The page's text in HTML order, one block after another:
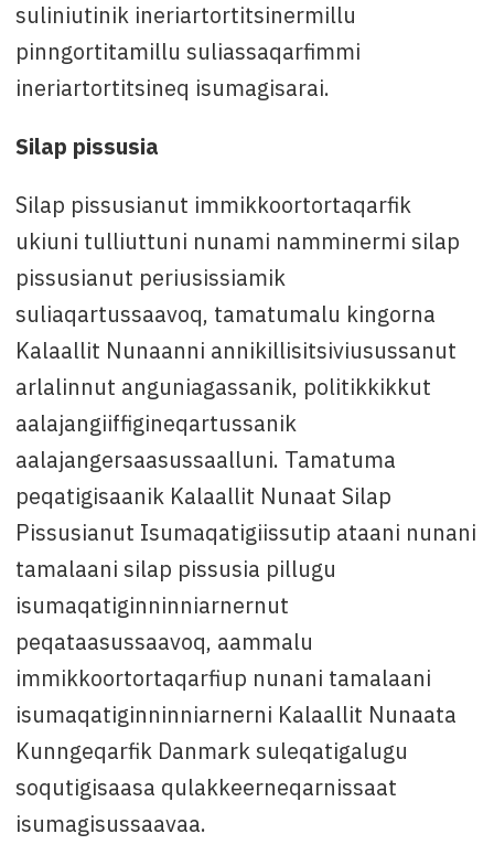
suliniutinik ineriartortitsinermillu
pinngortitamillu suliassaqarfimmi
ineriartortitsineq isumagisarai.
Silap pissusia
Silap pissusianut immikkoortortaqarfik
ukiuni tulliuttuni nunami namminermi silap
pissusianut periusissiamik
suliaqartussaavoq, tamatumalu kingorna
Kalaallit Nunaanni annikillisitsiviusussanut
arlalinnut anguniagassanik, politikkikkut
aalajangiiffigineqartussanik
aalajangersaasussaalluni. Tamatuma
peqatigisaanik Kalaallit Nunaat Silap
Pissusianut Isumaqatigiissutip ataani nunani
tamalaani silap pissusia pillugu
isumaqatiginninniarnernut
peqataasussaavoq, aammalu
immikkoortortaqarfiup nunani tamalaani
isumaqatiginninniarnerni Kalaallit Nunaata
Kunngeqarfik Danmark suleqatigalugu
soqutigisaasa qulakkeerneqarnissaat
isumagisussaavaa.